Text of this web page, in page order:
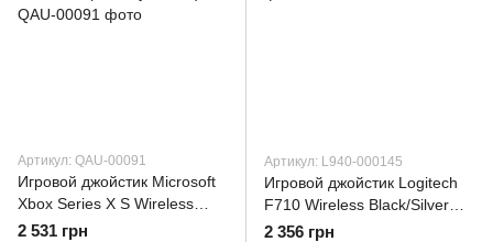
Артикул: QAU-00091
Игровой джойстик Microsoft
Xbox Series X S Wireless
Controller with Bluetooth
2 531 грн
Артикул: L940-000145
Игровой джойстик Logitech
F710 Wireless Black/Silver
(940-000145)
2 356 грн